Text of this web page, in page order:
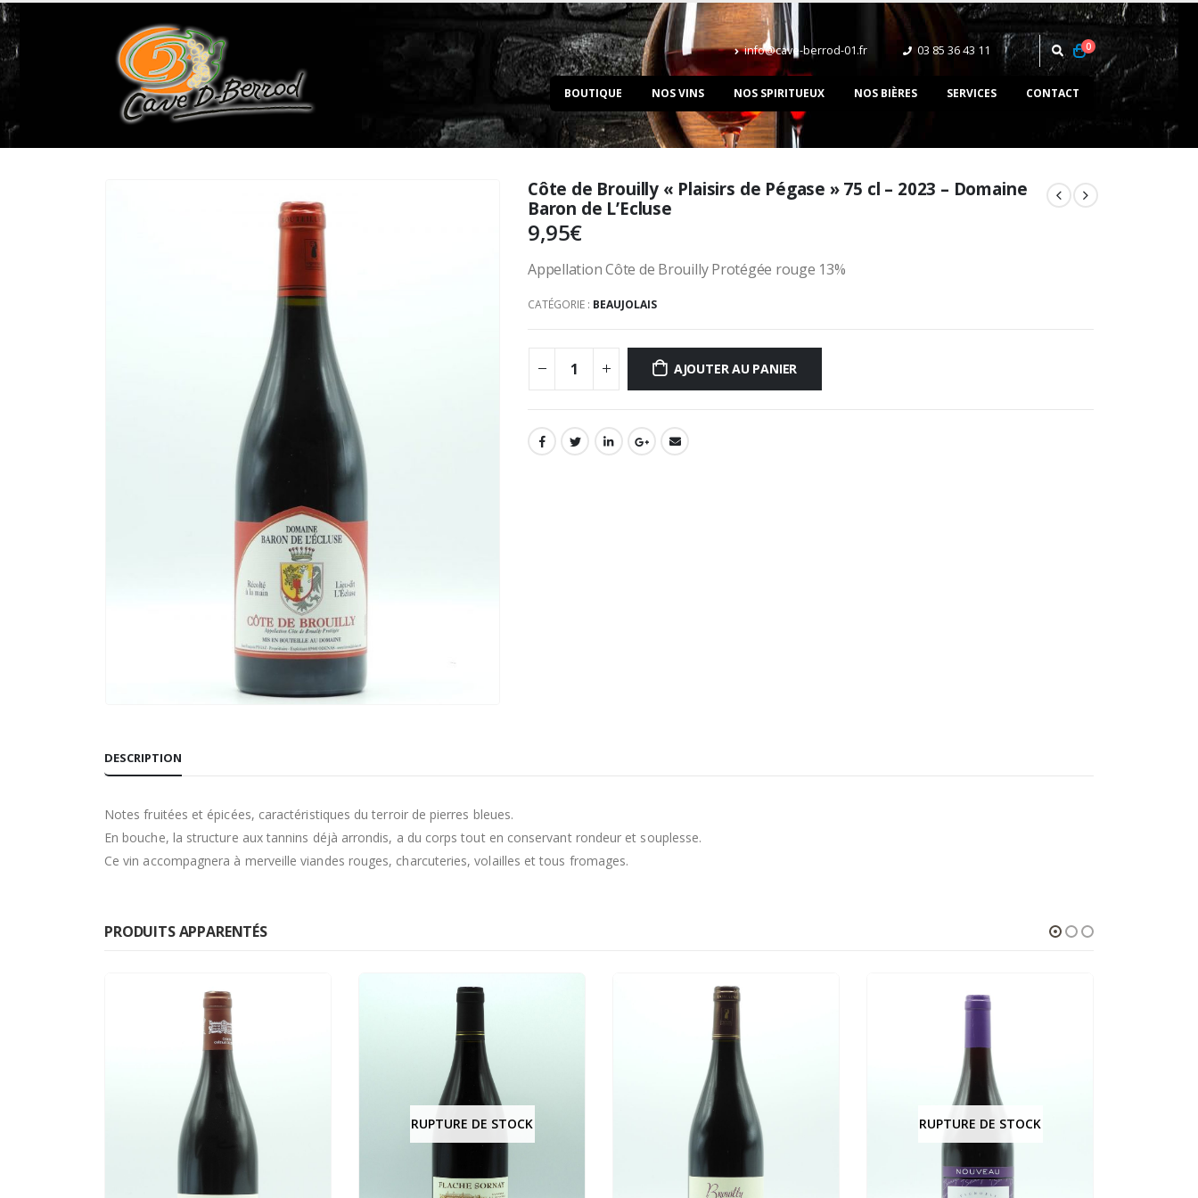
info@cave-berrod-01.fr 03 85 36 43 11‬ 0
BOUTIQUE NOS VINS NOS SPIRITUEUX NOS BIÈRES SERVICES CONTACT
Côte de Brouilly « Plaisirs de Pégase » 75 cl – 2023 – Domaine
Baron de L’Ecluse
9,95€
Appellation Côte de Brouilly Protégée rouge 13%
CATÉGORIE : BEAUJOLAIS
AJOUTER AU PANIER
DESCRIPTION
Notes fruitées et épicées, caractéristiques du terroir de pierres bleues.
En bouche, la structure aux tannins déjà arrondis, a du corps tout en conservant rondeur et souplesse.
Ce vin accompagnera à merveille viandes rouges, charcuteries, volailles et tous fromages.
PRODUITS APPARENTÉS
RUPTURE DE STOCK RUPTURE DE STOCK